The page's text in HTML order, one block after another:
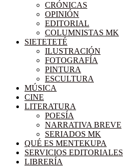
CRÓNICAS
OPINIÓN
EDITORIAL
COLUMNISTAS MK
SIETETETÉ
ILUSTRACIÓN
FOTOGRAFÍA
PINTURA
ESCULTURA
MÚSICA
CINE
LITERATURA
POESÍA
NARRATIVA BREVE
SERIADOS MK
QUÉ ES MENTEKUPA
SERVICIOS EDITORIALES
LIBRERÍA